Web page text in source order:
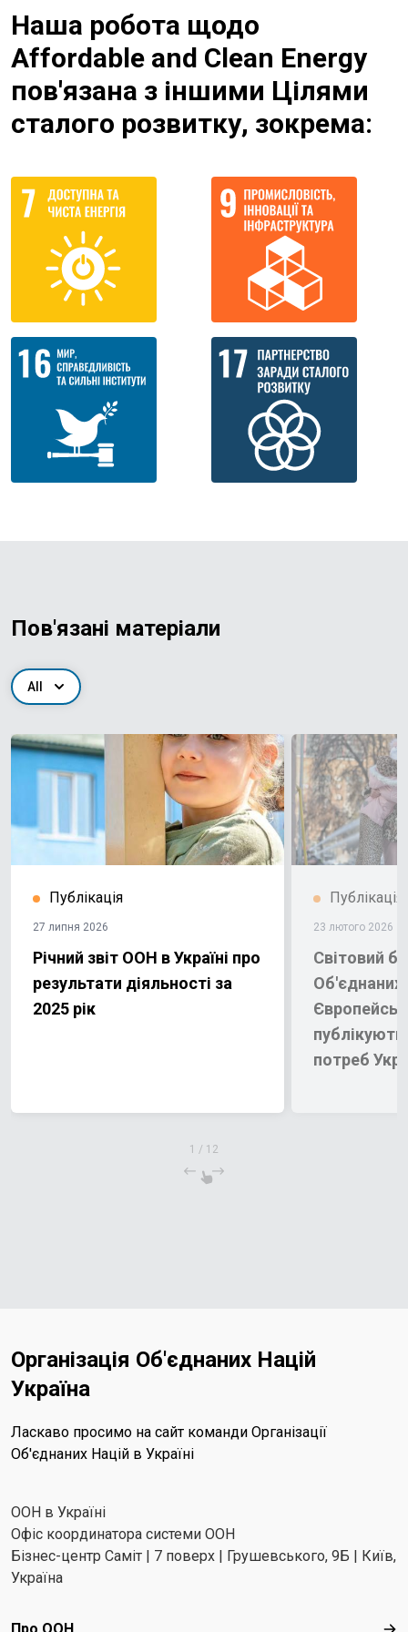
Наша робота щодо
Affordable and Clean Energy
пов'язана з іншими Цілями
сталого розвитку, зокрема:
Пов'язані матеріали
All
Публікація
27 липня 2026
Річний звіт ООН в Україні про
результати діяльності за
2025 рік
Публікація
23 лютого 2026
Світовий
Об'єднаних
потреб
1 / 12
Організація Об'єднаних Націй
Україна
Ласкаво просимо на сайт команди Організації
Об'єднаних Націй в Україні
ООН в Україні
Офіс координатора системи ООН
Бізнес-центр Саміт | 7 поверх | Грушевського, 9Б | Київ,
Україна
Footer menu